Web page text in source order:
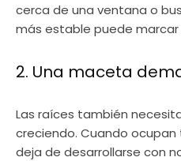
cerca de una ventana o
más estable puede marcar
2. Una maceta
Las raíces también
creciendo. Cuando
deja de desarrollarse con